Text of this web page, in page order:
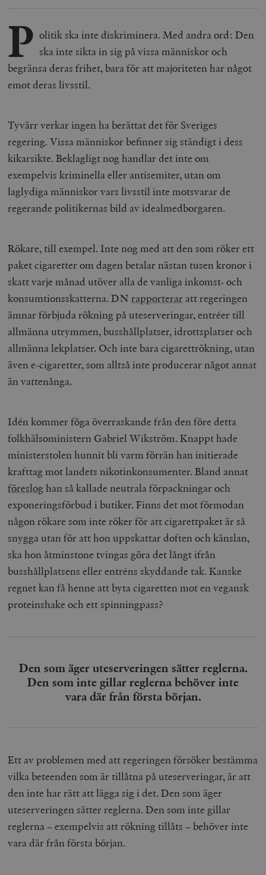
P olitik ska inte diskriminera. Med andra ord: Den
ska inte sikta in sig på vissa människor och
begränsa deras frihet, bara för att majoriteten har något
emot deras livsstil.
Tyvärr verkar ingen ha berättat det för Sveriges
regering. Vissa människor befinner sig ständigt i dess
kikarsikte. Beklagligt nog handlar det inte om
exempelvis kriminella eller antisemiter, utan om
laglydiga människor vars livsstil inte motsvarar de
regerande politikernas bild av idealmedborgaren.
Rökare, till exempel. Inte nog med att den som röker ett
paket cigaretter om dagen betalar nästan tusen kronor i
skatt varje månad utöver alla de vanliga inkomst- och
konsumtionsskatterna. DN rapporterar att regeringen
ämnar förbjuda rökning på uteserveringar, entréer till
allmänna utrymmen, busshållplatser, idrottsplatser och
allmänna lekplatser. Och inte bara cigarettrökning, utan
även e-cigaretter, som alltså inte producerar något annat
än vattenånga.
Idén kommer föga överraskande från den före detta
folkhälsoministern Gabriel Wikström. Knappt hade
ministerstolen hunnit bli varm förrän han initierade
krafttag mot landets nikotinkonsumenter. Bland annat
föreslog han så kallade neutrala förpackningar och
exponeringsförbud i butiker. Finns det mot förmodan
någon rökare som inte röker för att cigarettpaket är så
snygga utan för att hon uppskattar doften och känslan,
ska hon åtminstone tvingas göra det långt ifrån
busshållplatsens eller entréns skyddande tak. Kanske
regnet kan få henne att byta cigaretten mot en vegansk
proteinshake och ett spinningpass?
Den som äger uteserveringen sätter reglerna.
Den som inte gillar reglerna behöver inte
vara där från första början.
Ett av problemen med att regeringen försöker bestämma
vilka beteenden som är tillåtna på uteserveringar, är att
den inte har rätt att lägga sig i det. Den som äger
uteserveringen sätter reglerna. Den som inte gillar
reglerna – exempelvis att rökning tillåts – behöver inte
vara där från första början.